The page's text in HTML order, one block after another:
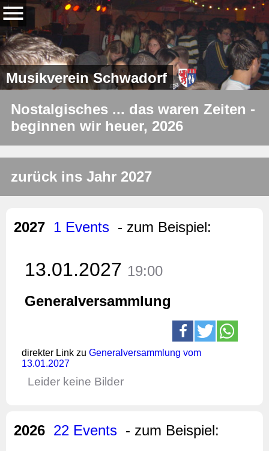
Musikverein Schwadorf
Nostalgisches ... das waren Zeiten -
beginnen wir heuer, 2026
zurück ins Jahr 2027
2027 1 Events - zum Beispiel:
13.01.2027 19:00
Generalversammlung
direkter Link zu Generalversammlung vom
13.01.2027
Leider keine Bilder
2026 22 Events - zum Beispiel: